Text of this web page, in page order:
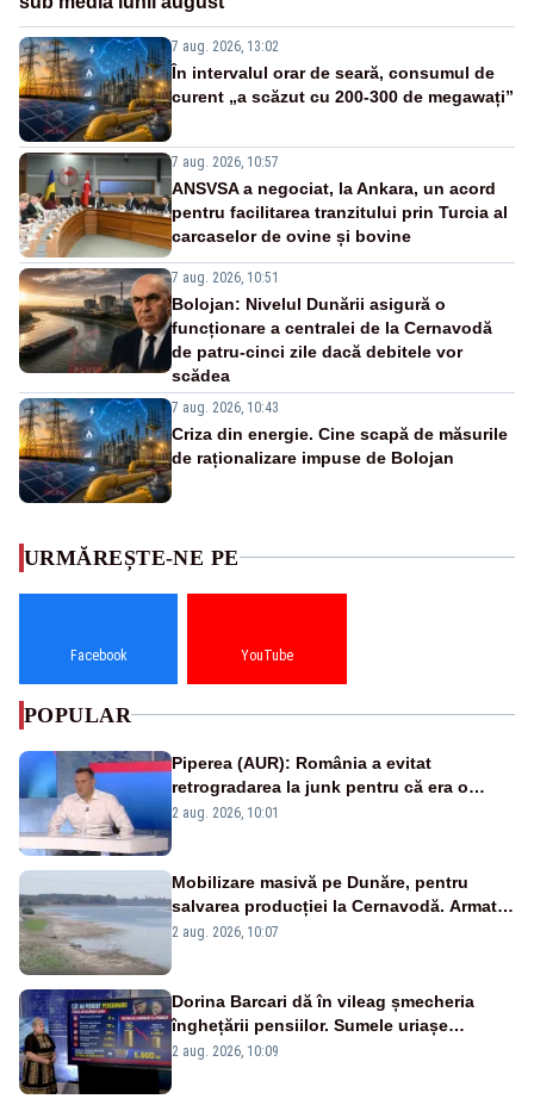
7 aug. 2026, 13:02
În intervalul orar de seară, consumul de
curent „a scăzut cu 200-300 de megawați”
7 aug. 2026, 10:57
ANSVSA a negociat, la Ankara, un acord
pentru facilitarea tranzitului prin Turcia al
carcaselor de ovine și bovine
7 aug. 2026, 10:51
Bolojan: Nivelul Dunării asigură o
funcționare a centralei de la Cernavodă
de patru-cinci zile dacă debitele vor
scădea
7 aug. 2026, 10:43
Criza din energie. Cine scapă de măsurile
de raționalizare impuse de Bolojan
URMĂREȘTE-NE PE
Facebook YouTube
POPULAR
Piperea (AUR): România a evitat
retrogradarea la junk pentru că era o
catastrofă pentru bănci și fondurile de
2 aug. 2026, 10:01
Mobilizare masivă pe Dunăre, pentru
salvarea producției la Cernavodă. Armata
va detona o stâncă și va devia apa
2 aug. 2026, 10:07
Dorina Barcari dă în vileag șmecheria
înghețării pensiilor. Sumele uriașe
pierdute de fiecare român
2 aug. 2026, 10:09